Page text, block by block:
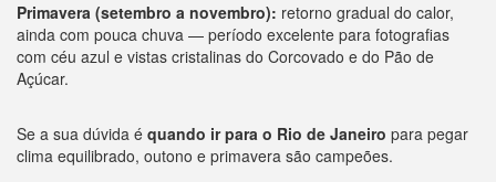
Primavera (setembro a novembro): retorno gradual do calor,
ainda com pouca chuva — período excelente para fotografias
com céu azul e vistas cristalinas do Corcovado e do Pão de
Açúcar.
Se a sua dúvida é quando ir para o Rio de Janeiro para pegar
clima equilibrado, outono e primavera são campeões.